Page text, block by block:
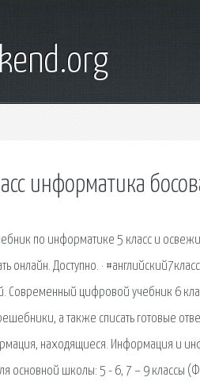
информатика
по информатике 5 класс и
онлайн. Доступно. ·
Современный цифровой учебник 6
а также списать готовые
находящиеся. Информация и
основной школы: 5 - 6, 7 – 9 классы